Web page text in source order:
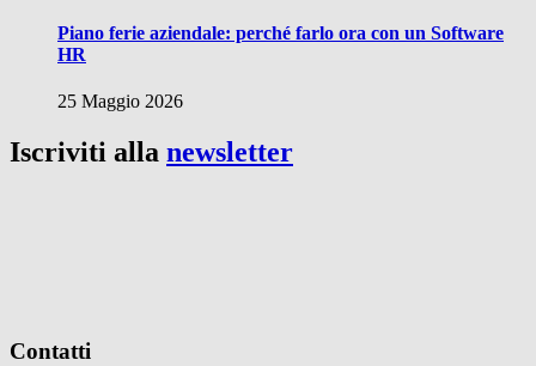
Piano ferie aziendale: perché farlo ora con un Software
HR
25 Maggio 2026
Iscriviti alla newsletter
Contatti